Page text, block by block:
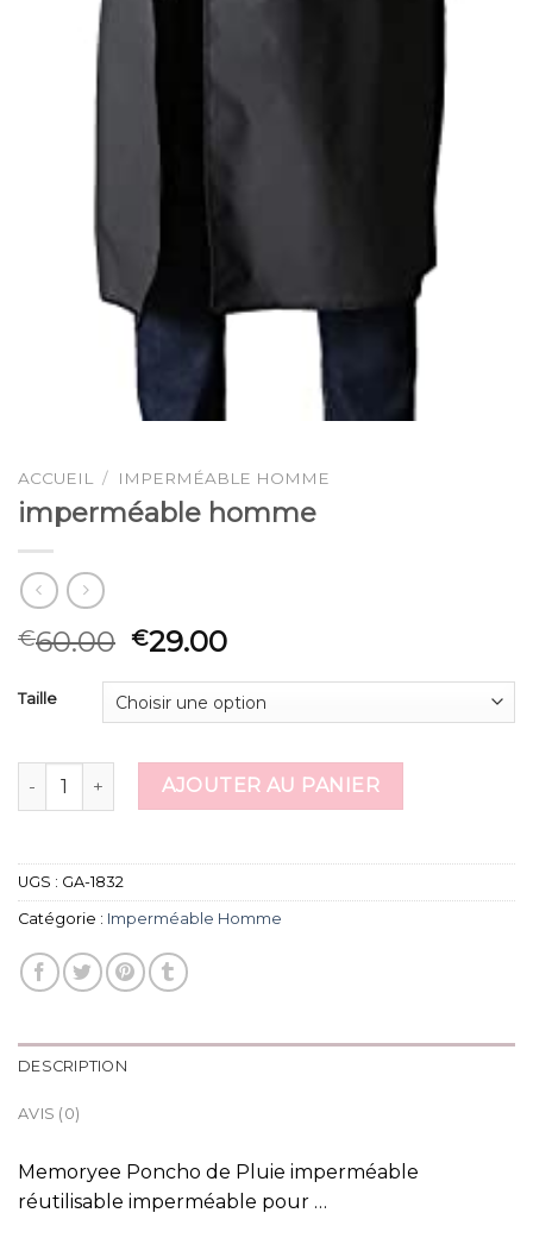
ACCUEIL / IMPERMÉABLE HOMME
imperméable homme
€60.00 €29.00
Taille
quantité de imperméable homme
AJOUTER AU PANIER
UGS : GA-1832
Catégorie : Imperméable Homme
DESCRIPTION
AVIS (0)
Memoryee Poncho de Pluie imperméable
réutilisable imperméable pour …